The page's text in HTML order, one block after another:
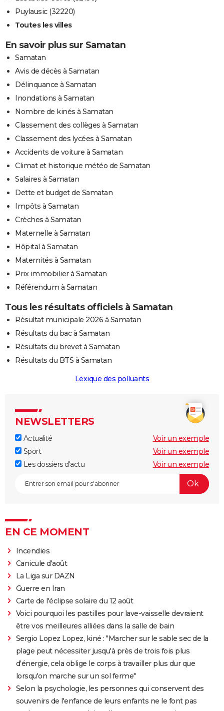
Puylausic (32220)
Toutes les villes
En savoir plus sur Samatan
Samatan
Avis de décès à Samatan
Délinquance à Samatan
Inondations à Samatan
Nombre de kinés à Samatan
Classement des collèges à Samatan
Classement des lycées à Samatan
Accidents de voiture à Samatan
Climat et historique météo de Samatan
Salaires à Samatan
Dette et budget de Samatan
Impôts à Samatan
Crèches à Samatan
Maternelle à Samatan
Hôpital à Samatan
Maternités à Samatan
Prix immobilier à Samatan
Référendum à Samatan
Tous les résultats officiels à Samatan
Résultat municipale 2026 à Samatan
Résultats du bac à Samatan
Résultats du brevet à Samatan
Résultats du BTS à Samatan
Lexique des polluants
NEWSLETTERS
Actualité
Voir un exemple
Sport
Voir un exemple
Les dossiers d'actu
Voir un exemple
EN CE MOMENT
Incendies
Canicule d'août
La Liga sur DAZN
Guerre en Iran
Carte de l'éclipse solaire du 12 août
Voici pourquoi les pastilles pour lave-vaisselle devraient
être vos meilleures alliées dans la salle de bain
Sergio Lopez Lopez, kiné : "Marcher sur le sable sec de la
plage peut nécessiter jusqu'à près de trois fois plus
d'énergie, cela oblige le corps à travailler plus dur que
lorsqu'on marche sur un sol ferme"
Selon la psychologie, les personnes qui conservent des
souvenirs de l'enfance de leurs enfants ne le font pas